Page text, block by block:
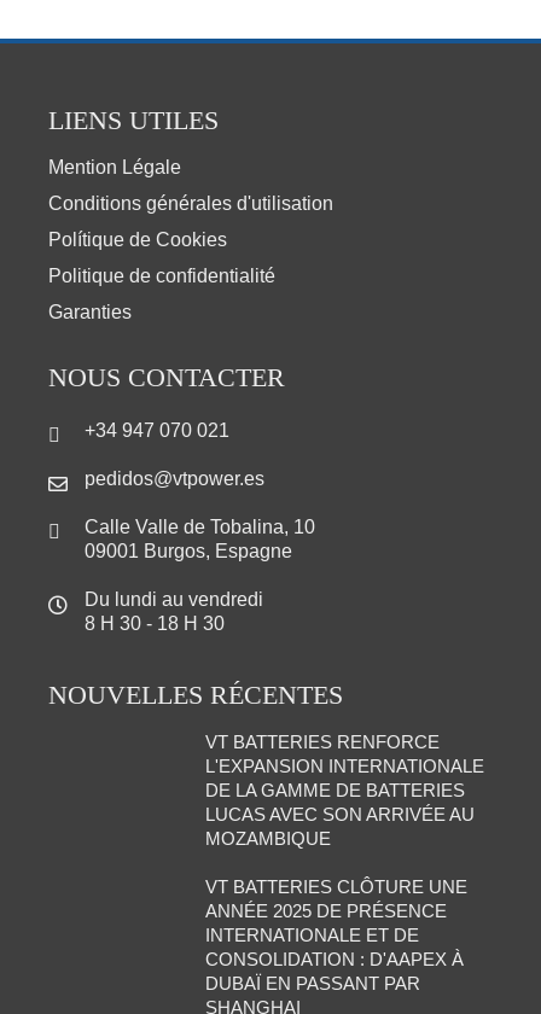
LIENS UTILES
Mention Légale
Conditions générales d'utilisation
Polítique de Cookies
Politique de confidentialité
Garanties
NOUS CONTACTER
+34 947 070 021
pedidos@vtpower.es
Calle Valle de Tobalina, 10
09001 Burgos, Espagne
Du lundi au vendredi
8 H 30 - 18 H 30
NOUVELLES RÉCENTES
VT BATTERIES RENFORCE
L'EXPANSION INTERNATIONALE
DE LA GAMME DE BATTERIES
LUCAS AVEC SON ARRIVÉE AU
MOZAMBIQUE
VT BATTERIES CLÔTURE UNE
ANNÉE 2025 DE PRÉSENCE
INTERNATIONALE ET DE
CONSOLIDATION : D'AAPEX À
DUBAÏ EN PASSANT PAR
SHANGHAI